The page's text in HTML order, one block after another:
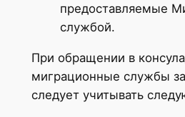
предоставляемые
службой.
При обращении в
миграционные службы
следует учитывать